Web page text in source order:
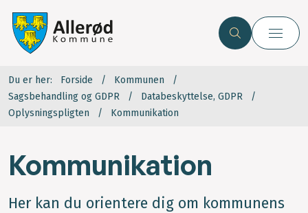
Du er her: Forside
Kommunen
Sagsbehandling og GDPR
Databeskyttelse, GDPR
Oplysningspligten
Kommunikation
Kommunikation
Her kan du orientere dig om kommunens